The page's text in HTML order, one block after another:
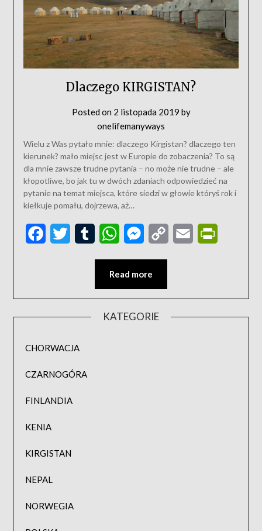
Dlaczego KIRGISTAN?
Posted on 2 listopada 2019 by
onelifemanyways
Wielu z Was pytało mnie: dlaczego Kirgistan? dlaczego ten
kierunek? mało miejsc jest w Europie do zobaczenia? To są
dla mnie zawsze trudne pytania – no może nie trudne – ale
kłopotliwe, bo jak tu w dwóch zdaniach odpowiedzieć na
pytanie na temat miejsca, które siedzi w głowie któryś rok i
kiełkuje pomału, dojrzewa, aż…
FacebookTwitter Tumblr WhatsAppMessenger
Copy
Email
Read more
KATEGORIE
CHORWACJA
CZARNOGÓRA
FINLANDIA
KENIA
KIRGISTAN
NEPAL
NORWEGIA